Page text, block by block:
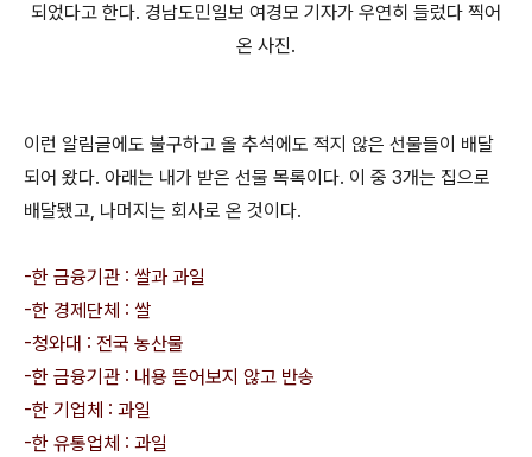
되었다고 한다. 경남도민일보 여경모 기자가 우연히 들렀다 찍어
온 사진.
이런 알림글에도 불구하고 올 추석에도 적지 않은 선물들이 배달
되어 왔다. 아래는 내가 받은 선물 목록이다. 이 중 3개는 집으로
배달됐고, 나머지는 회사로 온 것이다.
-한 금융기관 : 쌀과 과일
-한 경제단체 : 쌀
-청와대 : 전국 농산물
-한 금융기관 : 내용 뜯어보지 않고 반송
-한 기업체 : 과일
-한 유통업체 : 과일